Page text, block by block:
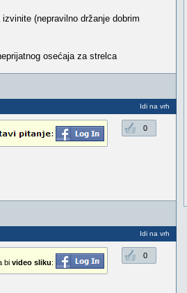
(nepravilno držanje dobrim
osećaja za strelca
Idi na vrh
0
Idi na vrh
0
bi video sliku: